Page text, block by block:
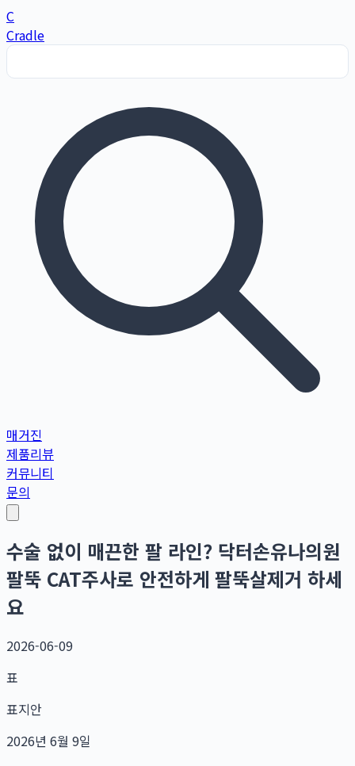
C
Cradle
매거진
제품리뷰
커뮤니티
문의
수술 없이 매끈한 팔 라인? 닥터손유나의원
팔뚝 CAT주사로 안전하게 팔뚝살제거 하세
요
2026-06-09
표
표지안
2026년 6월 9일